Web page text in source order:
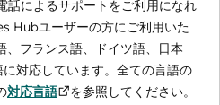
話によるサポートをご利用になれ
Hubユーザーの方にご利用いた
フランス語、ドイツ語、日本
対応しています。全ての言語の
対応言語 を参照してください。